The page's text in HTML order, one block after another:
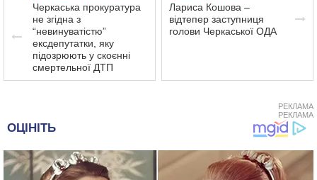
Черкаська прокуратура
не згідна з
“невинуватістю”
ексдепутатки, яку
підозрюють у скоєнні
смертельної ДТП
Лариса Кошова –
відтепер заступниця
голови Черкаської ОДА
РЕКЛАМА
РЕКЛАМА